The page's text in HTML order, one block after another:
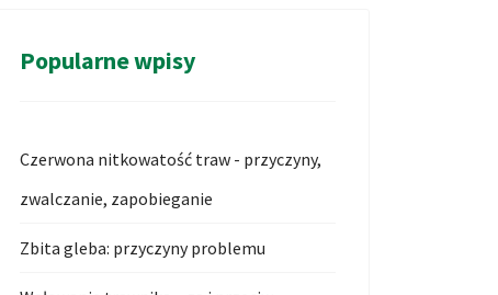
Popularne wpisy
Czerwona nitkowatość traw - przyczyny,
zwalczanie, zapobieganie
Zbita gleba: przyczyny problemu